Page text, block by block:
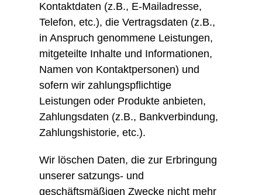
Kontaktdaten (z.B., E-Mailadresse,
Telefon, etc.), die Vertragsdaten (z.B.,
in Anspruch genommene Leistungen,
mitgeteilte Inhalte und Informationen,
Namen von Kontaktpersonen) und
sofern wir zahlungspflichtige
Leistungen oder Produkte anbieten,
Zahlungsdaten (z.B., Bankverbindung,
Zahlungshistorie, etc.).
Wir löschen Daten, die zur Erbringung
unserer satzungs- und
geschäftsmäßigen Zwecke nicht mehr